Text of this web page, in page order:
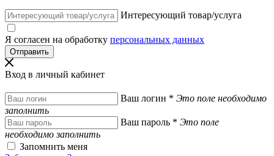
Интересующий товар/услуга
Я согласен на обработку персональных данных
Вход в личный кабинет
Ваш логин * Это поле необходимо
заполнить
Ваш пароль * Это поле
необходимо заполнить
Запомнить меня